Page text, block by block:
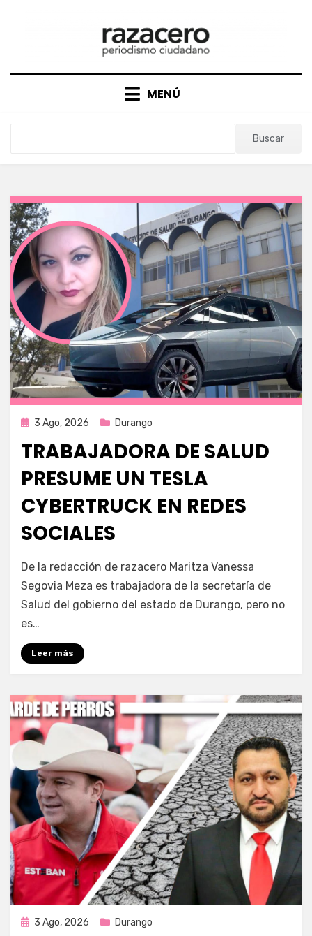
MENÚ
Buscar
Publicada
3 Ago, 2026 Durango
TRABAJADORA DE SALUD
PRESUME UN TESLA
CYBERTRUCK EN REDES
SOCIALES
por Fernando Miranda Servín
De la redacción de razacero Maritza Vanessa
Segovia Meza es trabajadora de la secretaría de
Salud del gobierno del estado de Durango, pero no
es…
Leer más
Publicada
3 Ago, 2026 Durango